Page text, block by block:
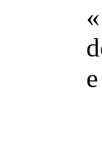
«